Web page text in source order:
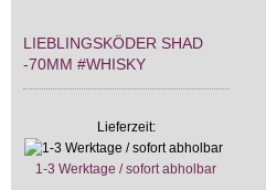
LIEBLINGSKÖDER SHAD
-70MM #WHISKY
Lieferzeit:
1-3 Werktage / sofort abholbar